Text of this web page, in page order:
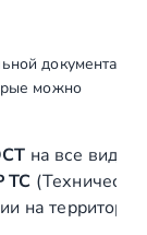
можно
на все виды
ТС
на